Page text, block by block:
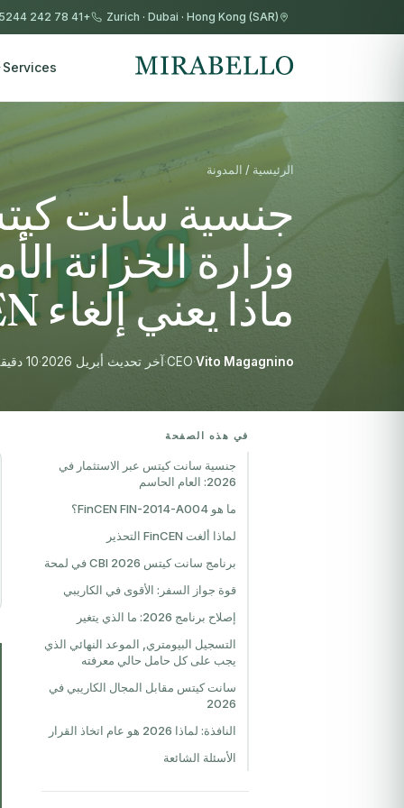
Zurich · Dubai · Hong Kong (SAR)
+41 78 242 5244
Services
الرئيسية / المدونة
وزارة الخزانة
ماذا يعني إلغاء FinCEN للمستثمرين
Vito Magagnino
·
CEO
·آخر تحديث أبريل 2026 ·10 دقيقة قراءة
في هذه الصفحة
جنسية سانت كيتس عبر الاستثمار في
2026: العام الحاسم
ما هو FinCEN FIN-2014-A004؟
لماذا ألغت FinCEN التحذير
برنامج سانت كيتس CBI 2026 في لمحة
قوة جواز السفر: الأقوى في الكاريبي
إصلاح برنامج 2026: ما الذي يتغير
التسجيل البيومتري, الموعد النهائي الذي
يجب على كل حامل حالي معرفته
سانت كيتس مقابل المجال الكاريبي في
2026
النافذة: لماذا 2026 هو عام اتخاذ القرار
الأسئلة الشائعة